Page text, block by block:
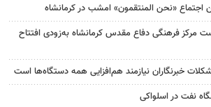
«نحن المنتقمون» امشب در کرمانشاه
مرکز فرهنگی دفاع مقدس کرمانشاه به‌زودی افتتاح
خبرنگاران نیازمند هم‌افزایی همه دستگاه‌ها است
نفت در اسلواکی